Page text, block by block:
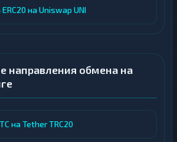
на Uniswap UNI
направления обмена на
на Tether TRC20